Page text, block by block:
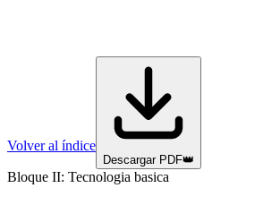
Volver al índice
Descargar PDF👑
Bloque II: Tecnologia basica